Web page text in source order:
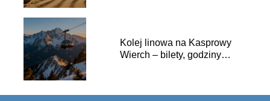
Kolej linowa na Kasprowy
Wierch – bilety, godziny